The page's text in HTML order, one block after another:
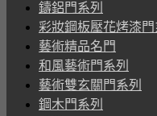
鑄鋁門系列
彩妝鋼板壓花烤漆門
藝術精品名門
和風藝術門系列
藝術雙玄關門系列
鋼木門系列